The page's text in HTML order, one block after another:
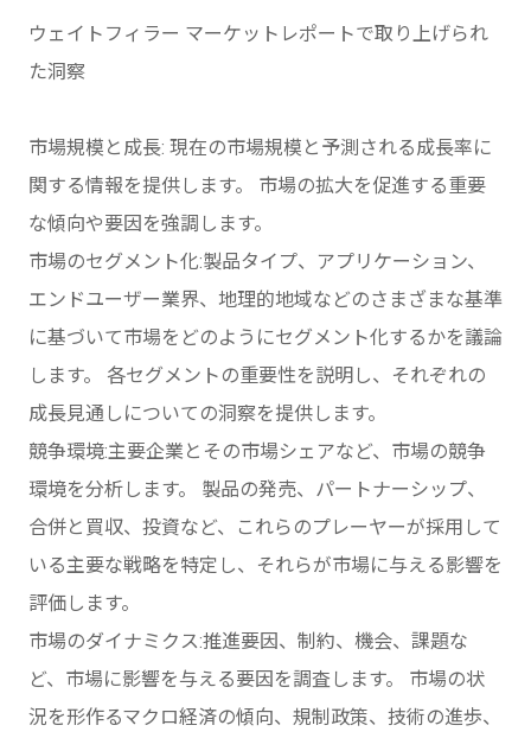
ウェイトフィラー マーケットレポートで取り上げられ
た洞察
市場規模と成長: 現在の市場規模と予測される成長率に
関する情報を提供します。 市場の拡大を促進する重要
な傾向や要因を強調します。
市場のセグメント化:製品タイプ、アプリケーション、
エンドユーザー業界、地理的地域などのさまざまな基準
に基づいて市場をどのようにセグメント化するかを議論
します。 各セグメントの重要性を説明し、それぞれの
成長見通しについての洞察を提供します。
競争環境:主要企業とその市場シェアなど、市場の競争
環境を分析します。 製品の発売、パートナーシップ、
合併と買収、投資など、これらのプレーヤーが採用して
いる主要な戦略を特定し、それらが市場に与える影響を
評価します。
市場のダイナミクス:推進要因、制約、機会、課題な
ど、市場に影響を与える要因を調査します。 市場の状
況を形作るマクロ経済の傾向、規制政策、技術の進歩、